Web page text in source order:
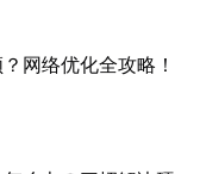
网络优化全攻略！